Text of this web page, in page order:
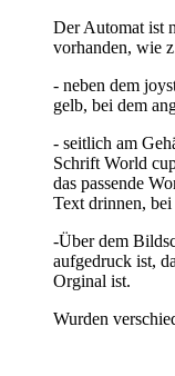
Der Automat ist
vorhanden, wie
- neben dem
gelb, bei dem
- seitlich am
Schrift World
das passende
Text drinnen, bei
-Über dem
aufgedruck ist,
Orginal ist.
Wurden